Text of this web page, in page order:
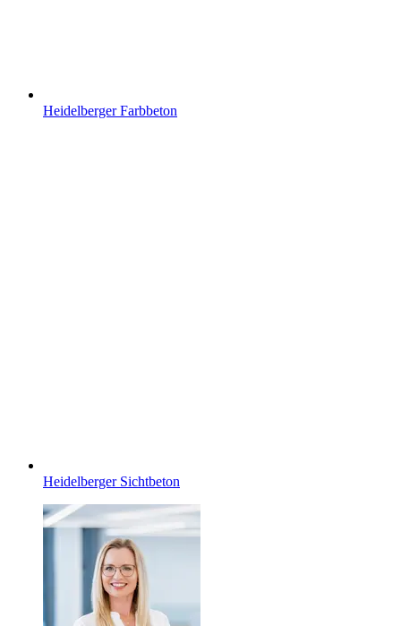
Heidelberger Farbbeton
Heidelberger Sichtbeton